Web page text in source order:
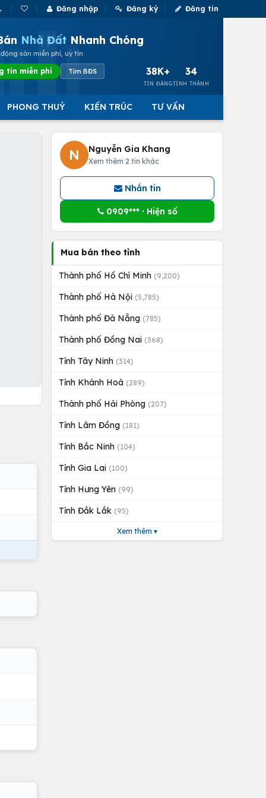
Đăng nhập Đăng ký Đăng tin
Nhà Đất Nhanh Chóng
sản miễn phí, uy tín
tin miễn phí Tìm BĐS 38K+
TIN ĐĂNG
34
TỈNH THÀNH
PHONG THUỶ KIẾN TRÚC TƯ VẤN
N Nguyễn Gia Khang
Xem thêm 2 tin khác
Nhắn tin
0909*** · Hiện số
Mua bán theo tỉnh
Thành phố Hồ Chí Minh (9,200)
Thành phố Hà Nội (5,785)
Thành phố Đà Nẵng (785)
Thành phố Đồng Nai (368)
Tỉnh Tây Ninh (314)
Tỉnh Khánh Hoà (289)
Thành phố Hải Phòng (207)
Tỉnh Lâm Đồng (181)
Tỉnh Bắc Ninh (104)
Tỉnh Gia Lai (100)
Tỉnh Hưng Yên (99)
Tỉnh Đắk Lắk (95)
Xem thêm ▾